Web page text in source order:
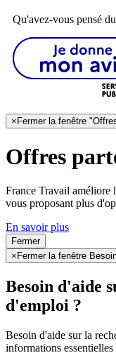
Qu'avez-vous pensé
× Fermer la fenêtre
Offres
France Travail améliore
vous proposant plus
En savoir plus
Fermer
× Fermer la fenêtre
Besoin d'aide
d'emploi ?
Besoin d'aide sur la
informations